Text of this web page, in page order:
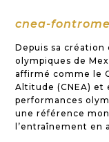
cnea-
Depuis sa création
olympiques de
affirmé comme le
Altitude (CNEA)
performances
une référence
l’entraînement en